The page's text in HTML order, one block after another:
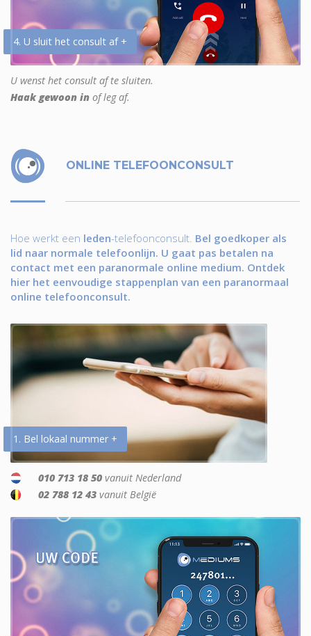
4. U sluit het consult af +
U wenst het consult af te sluiten.
Haak gewoon in of leg af.
ONLINE TELEFOONCONSULT
Hoe werkt een leden-telefoonconsult. Bel goedkoper als
lid naar normale telefoonlijn. U gaat pas betalen na
contact met een paranormale online medium. Ontdek
hier het eenvoudige stappenplan van een paranormaal
online telefoonconsult.
1. Bel lokaal nummer +
010 713 18 50 vanuit Nederland
02 788 12 43 vanuit België